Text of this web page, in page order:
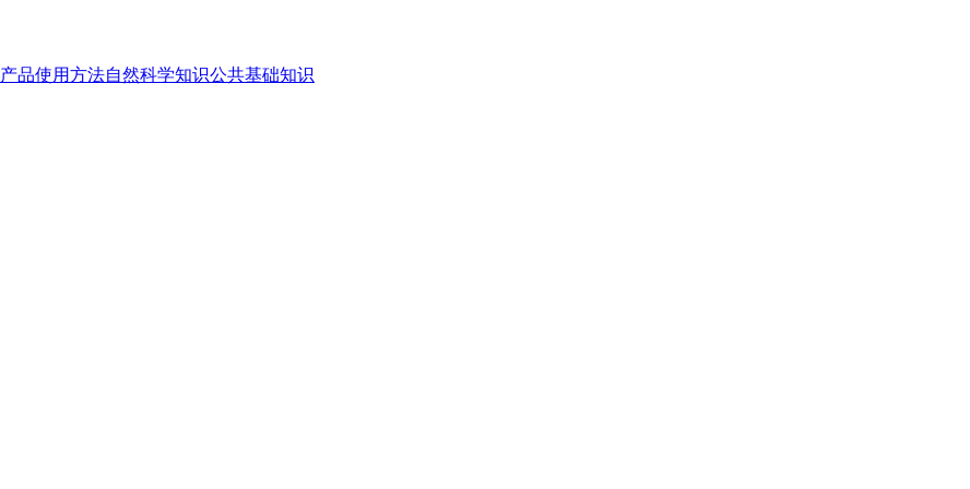
产品使用方法自然科学知识公共基础知识